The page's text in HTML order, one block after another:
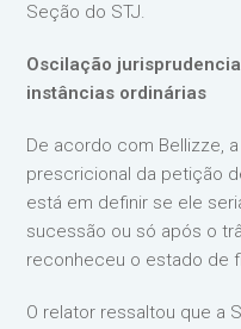
Seção do STJ.
Oscilação
instâncias ordinárias
De acordo com Bellizze,
prescricional da petição
está em definir se ele
sucessão ou só após o
reconheceu o estado de
O relator ressaltou que a